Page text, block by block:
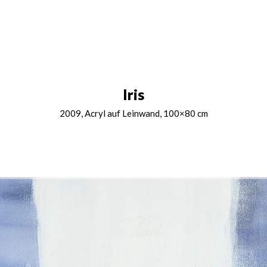
Iris
2009, Acryl auf Leinwand, 100×80 cm